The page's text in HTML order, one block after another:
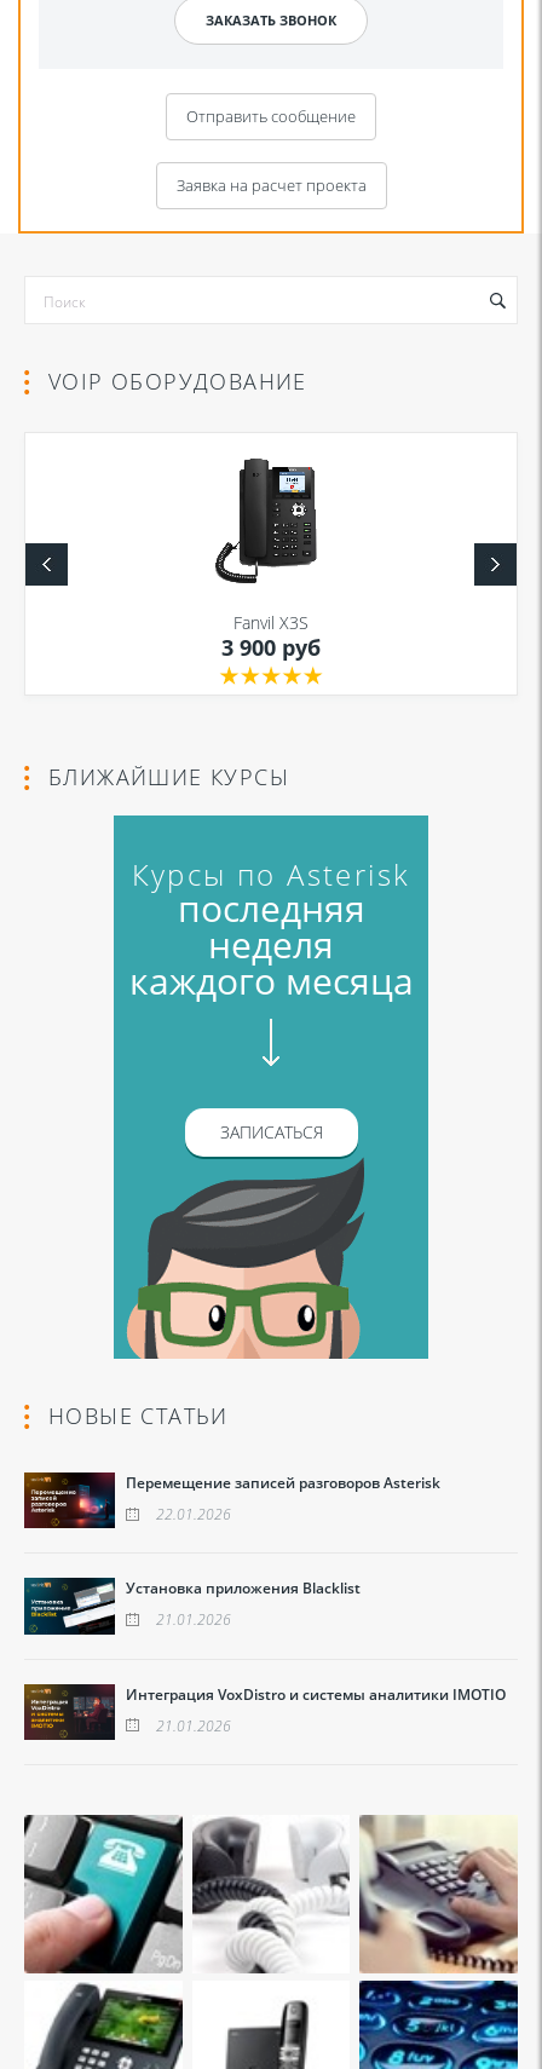
Отправить сообщение
Я даю согласие на обработку моих персональных данных для связи
Политикой в отношении обработки персональных
Политикой конфиденциальности
Заявка на расчет проекта
Я даю согласие на обработку моих персональных данных для связи
Политикой в отношении обработки персональных
VOIP ОБОРУДОВАНИЕ
Fanvil X3S
3 900 руб
БЛИЖАЙШИЕ КУРСЫ
Курсы по Asterisk
последняя
неделя
каждого месяца
ЗАПИСАТЬСЯ
НОВЫЕ СТАТЬИ
Перемещение записей разговоров Asterisk
22.01.2026
Установка приложения Blacklist
21.01.2026
Интеграция VoxDistro и системы аналитики IMOTIO
21.01.2026